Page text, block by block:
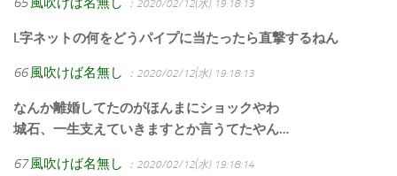
：2020/02/12(水) 19:18:13
L字ネットの何をどうパイプに当たったら直撃するねん
66 風吹けば名無し ：2020/02/12(水) 19:18:13
なんか離婚してたのがほんまにショックやわ
城石、一生支えていきますとか言うてたやん…
67 風吹けば名無し ：2020/02/12(水) 19:18:14